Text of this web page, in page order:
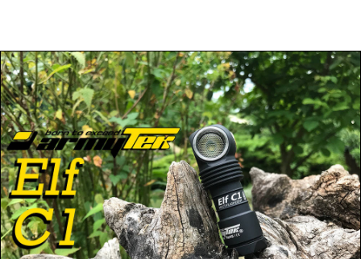
Bőráru
Csalisípok, Hívók, Kürtök
Fegyverápolás
Fegyverszekrény
Fegyverszíjjak
Fegyvertok
Kiegészítők
Hátizsák
Lőszertartó
Táskák
Töltényöv
Acél Sörét
Golyós Lőszer
Pisztoly Lőszer
Sörétes Lőszer
LŐSZER TÖLTŐ KÉSZÜLÉKEK,
KIEGÉSZÍTŐK
MINDENFÉLE
ÖLTÖNYÖK
OPTIKA
Céltávcső
